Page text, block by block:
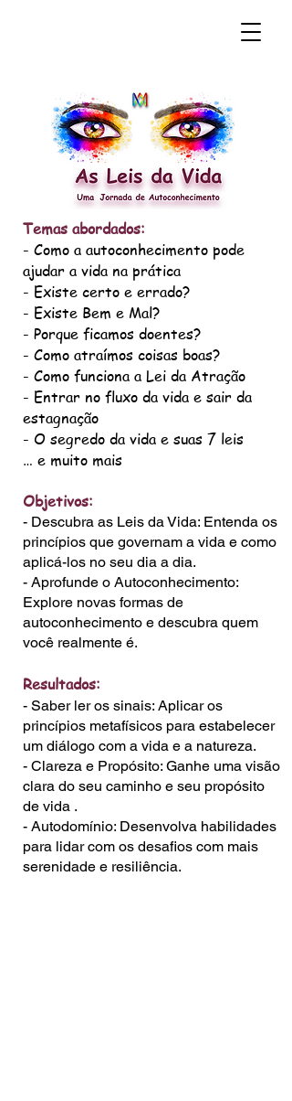
Temas abordados:
- Como a autoconhecimento pode
ajudar a vida na prática
- Existe certo e errado?
- Existe Bem e Mal?
- Porque ficamos doentes?
- Como atraímos coisas boas?
- Como funciona a Lei da Atração
- Entrar no fluxo da vida e sair da
estagnação
- O segredo da vida e suas 7 leis
… e muito mais
Objetivos:
- Descubra as Leis da Vida: Entenda os
princípios que governam a vida e como
aplicá-los no seu dia a dia.
- Aprofunde o Autoconhecimento:
Explore novas formas de
autoconhecimento e descubra quem
você realmente é.
Resultados:
- Saber ler os sinais: Aplicar os
princípios metafísicos para estabelecer
um diálogo com a vida e a natureza.
- Clareza e Propósito: Ganhe uma visão
clara do seu caminho e seu propósito
de vida .
- Autodomínio: Desenvolva habilidades
para lidar com os desafios com mais
serenidade e resiliência.